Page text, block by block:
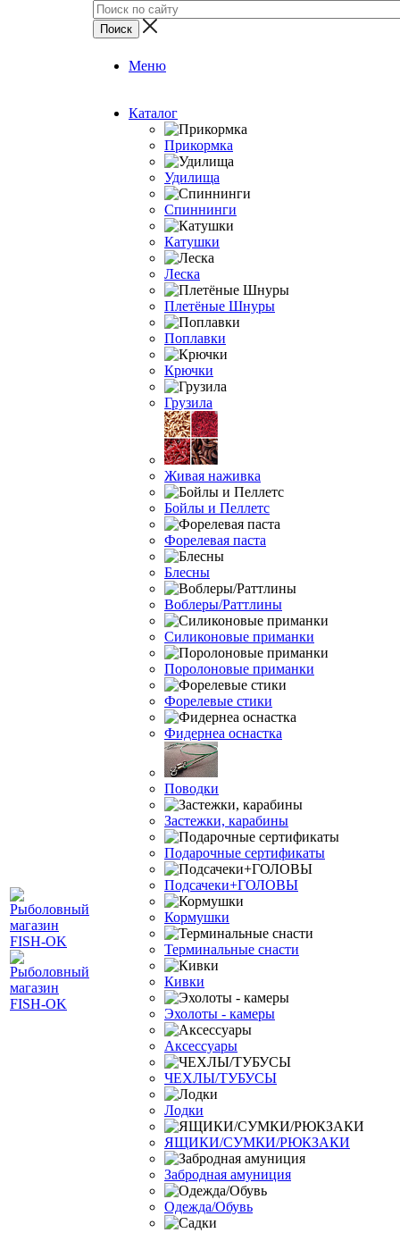
Меню
Каталог
Прикормка
Удилища
Спиннинги
Катушки
Леска
Плетёные Шнуры
Поплавки
Крючки
Грузила
Живая наживка
Бойлы и Пеллетс
Форелевая паста
Блесны
Воблеры/Раттлины
Силиконовые приманки
Поролоновые приманки
Форелевые стики
Фидернеа оснастка
Поводки
Застежки, карабины
Подарочные сертификаты
Подсачеки+ГОЛОВЫ
Кормушки
Терминальные снасти
Кивки
Эхолоты - камеры
Аксессуары
ЧЕХЛЫ/ТУБУСЫ
Лодки
ЯЩИКИ/СУМКИ/РЮКЗАКИ
Забродная амуниция
Одежда/Обувь